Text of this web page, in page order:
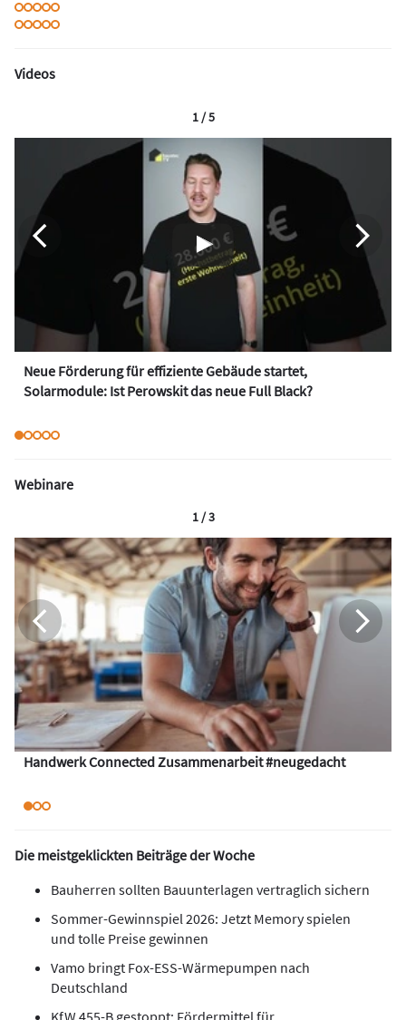
Videos
Neue Förderung für effiziente Gebäude startet,
Solarmodule: Ist Perowskit das neue Full Black?
1 / 5
Webinare
Handwerk Connected Zusammenarbeit #neugedacht
1 / 3
Die meistgeklickten Beiträge der Woche
Bauherren sollten Bauunterlagen vertraglich sichern
Sommer-Gewinnspiel 2026: Jetzt Memory spielen
und tolle Preise gewinnen
Vamo bringt Fox-ESS-Wärmepumpen nach
Deutschland
KfW 455-B gestoppt: Fördermittel für